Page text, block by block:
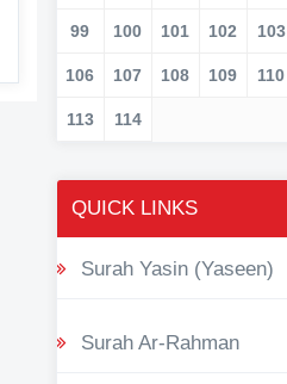
99 100 101 102 103
106 107 108 109 110
113 114
QUICK LINKS
Surah Yasin (Yaseen)
Surah Ar-Rahman